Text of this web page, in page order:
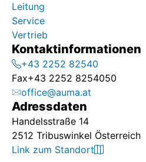
Leitung
Service
Vertrieb
Kontaktinformationen
+43 2252 82540
Fax+43 2252 8254050
office@auma.at
Adressdaten
Handelsstraße 14
2512 Tribuswinkel Österreich
Link zum Standort